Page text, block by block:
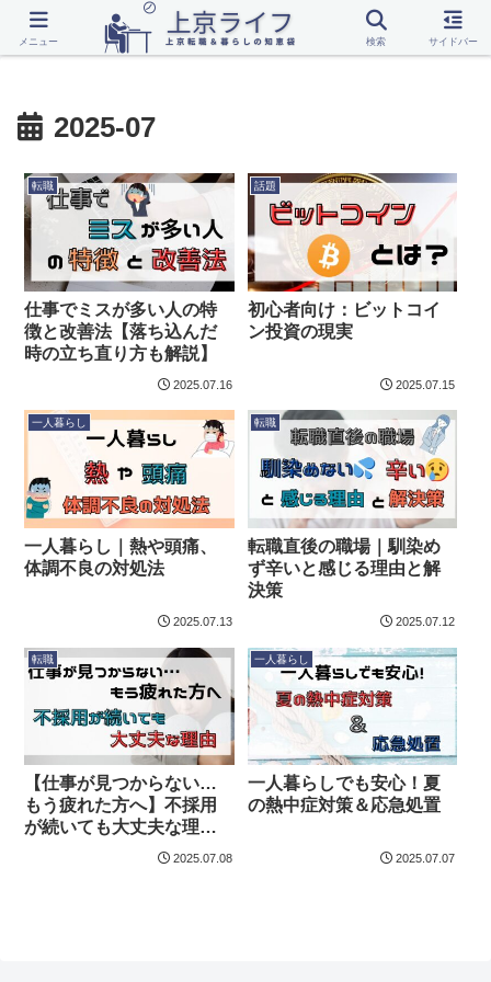
上京 一人暮らし 話題
2025-07
転職
仕事でミスが多い人の特
徴と改善法【落ち込んだ
時の立ち直り方も解説】
2025.07.16
話題
初心者向け：ビットコイ
ン投資の現実
2025.07.15
一人暮らし
一人暮らし｜熱や頭痛、
体調不良の対処法
2025.07.13
転職
転職直後の職場｜馴染め
ず辛いと感じる理由と解
決策
2025.07.12
転職
【仕事が見つからない…
もう疲れた方へ】不採用
が続いても大丈夫な理由
と、次にすべきこと
2025.07.08
一人暮らし
一人暮らしでも安心！夏
の熱中症対策＆応急処置
2025.07.07
メニュー 検索 サイドバー